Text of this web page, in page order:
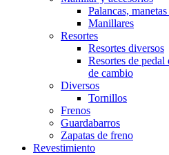
Palancas,
Manillares
Resortes
Resortes diversos
Resortes de pedal
de cambio
Diversos
Tornillos
Frenos
Guardabarros
Zapatas de freno
Revestimiento